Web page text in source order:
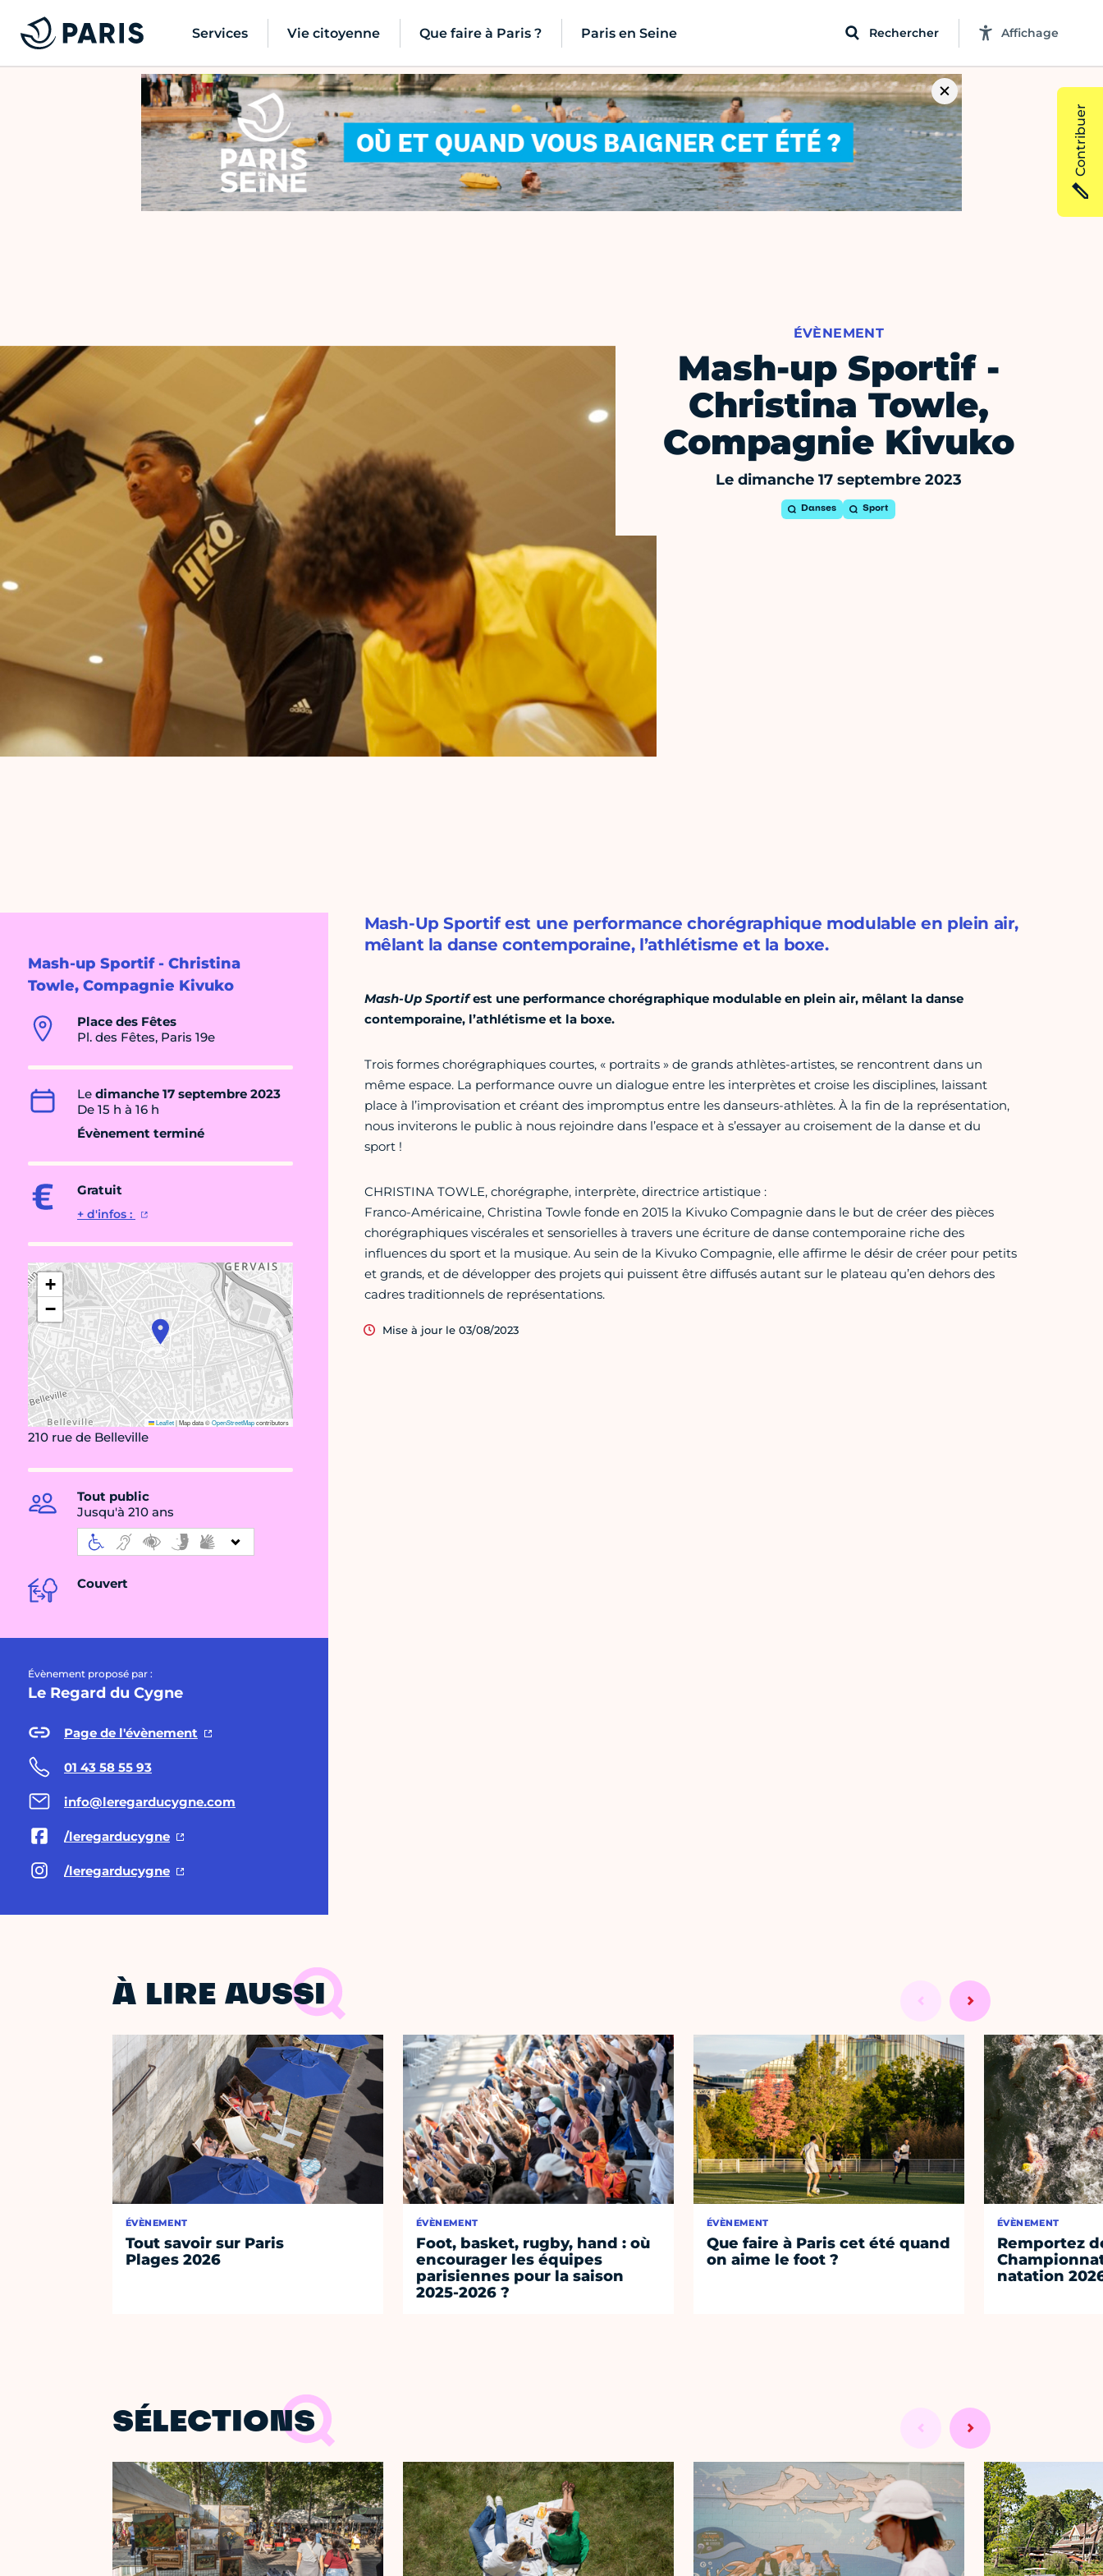
Services Vie citoyenne Que faire à Paris ? Paris en Seine Rechercher Affichage
ÉVÈNEMENT
Mash-up Sportif -
Christina Towle,
Compagnie Kivuko
Le dimanche 17 septembre 2023
Danses Sport
Mash-up Sportif - Christina
Towle, Compagnie Kivuko
Place des Fêtes
Pl. des Fêtes, Paris 19e
Le dimanche 17 septembre 2023
De 15 h à 16 h
Évènement terminé
Gratuit
+ d'infos :
+
−
Leaflet|Map data ©OpenStreetMapcontributors
210 rue de Belleville
Tout public
Jusqu'à 210 ans
Couvert
Évènement proposé par :
Le Regard du Cygne
Page de l'évènement
01 43 58 55 93
info@leregarducygne.com
/leregarducygne
/leregarducygne
Mash-Up Sportif est une performance chorégraphique modulable en plein air,
mêlant la danse contemporaine, l’athlétisme et la boxe.
Mash-Up Sportifest une performance chorégraphique modulable en plein air, mêlant la danse
contemporaine, l’athlétisme et la boxe.
Trois formes chorégraphiques courtes, « portraits » de grands athlètes-artistes, se rencontrent dans un
même espace. La performance ouvre un dialogue entre les interprètes et croise les disciplines, laissant
place à l’improvisation et créant des impromptus entre les danseurs-athlètes. À la fin de la représentation,
nous inviterons le public à nous rejoindre dans l’espace et à s’essayer au croisement de la danse et du
sport !
CHRISTINA TOWLE, chorégraphe, interprète, directrice artistique :
Franco-Américaine, Christina Towle fonde en 2015 la Kivuko Compagnie dans le but de créer des pièces
chorégraphiques viscérales et sensorielles à travers une écriture de danse contemporaine riche des
influences du sport et la musique. Au sein de la Kivuko Compagnie, elle affirme le désir de créer pour petits
et grands, et de développer des projets qui puissent être diffusés autant sur le plateau qu’en dehors des
cadres traditionnels de représentations.
Mise à jour le 03/08/2023
À LIRE AUSSI
ÉVÈNEMENT
Tout savoir sur Paris
Plages 2026
ÉVÈNEMENT
Foot, basket, rugby, hand : où
encourager les équipes
parisiennes pour la saison
2025-2026 ?
ÉVÈNEMENT
Que faire à Paris cet été quand
on aime le foot ?
ÉVÈNEMENT
Remportez
natation
SÉLECTIONS
Contribuer